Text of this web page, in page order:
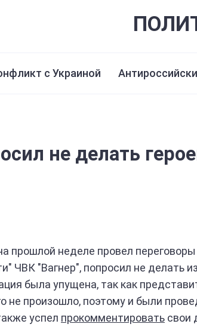
с Украиной
не делать
прошлой неделе провел
ЧВК "Вагнер", попросил не делать
была упущена, так как
не произошло, поэтому и были
успел прокомментировать свои